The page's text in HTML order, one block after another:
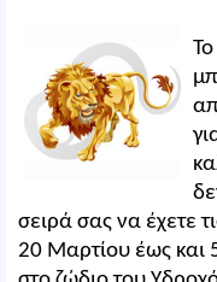
σειρά σας να έχετε
20 Μαρτίου έως και